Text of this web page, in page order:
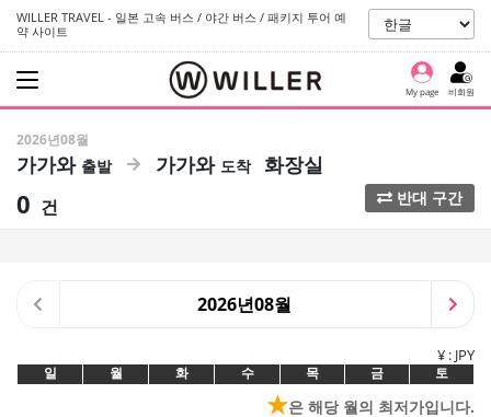
WILLER TRAVEL - 일본 고속 버스 / 야간 버스 / 패키지 투어 예
약 사이트
My page 비회원
2026년08월
가가와 가가와 화장실
0 건 반대 구간
2026년08월
¥ : JPY
일 월 화 수 목 금 토
★은 해당 월의 최저가입니다.